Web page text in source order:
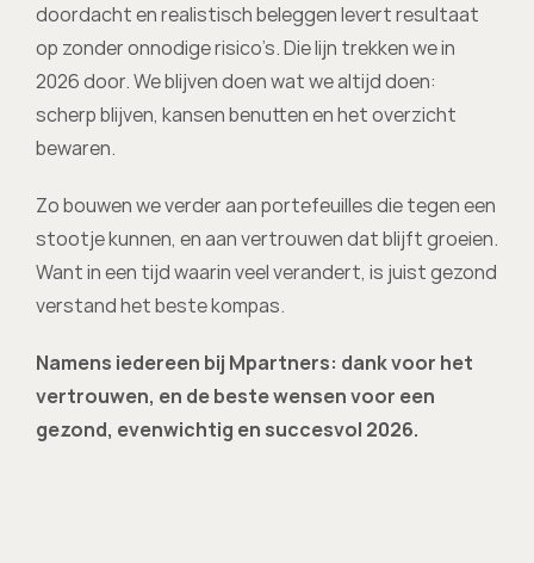
doordacht en realistisch beleggen levert resultaat
op zonder onnodige risico’s. Die lijn trekken we in
2026 door. We blijven doen wat we altijd doen:
scherp blijven, kansen benutten en het overzicht
bewaren.
Zo bouwen we verder aan portefeuilles die tegen een
stootje kunnen, en aan vertrouwen dat blijft groeien.
Want in een tijd waarin veel verandert, is juist gezond
verstand het beste kompas.
Namens iedereen bij Mpartners: dank voor het
vertrouwen, en de beste wensen voor een
gezond, evenwichtig en succesvol 2026.